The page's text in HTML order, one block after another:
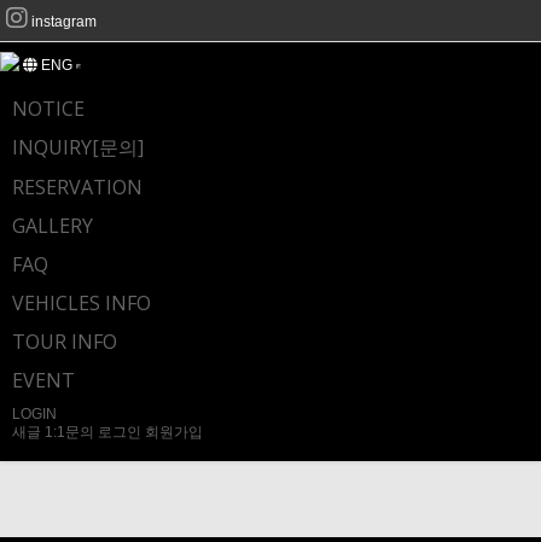
instagram
ENG
NOTICE
INQUIRY[문의]
RESERVATION
GALLERY
FAQ
VEHICLES INFO
TOUR INFO
EVENT
LOGIN
새글 1:1문의 로그인 회원가입